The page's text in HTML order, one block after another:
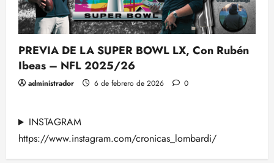
PREVIA DE LA SUPER BOWL LX, Con Rubén
Ibeas – NFL 2025/26
administrador 6 de febrero de 2026 0
INSTAGRAM
https://www.instagram.com/cronicas_lombardi/